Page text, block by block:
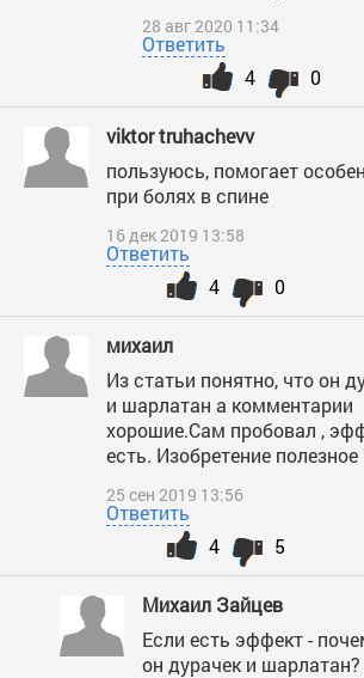
28 авг 2020 11:34
Ответить
0
4
viktor truhachevv
пользуюсь, помогает
при болях в спине
16 дек 2019 13:58
Ответить
0
4
михаил
Из статьи понятно, что он
и шарлатан а комментарии
хорошие.Сам пробовал ,
есть. Изобретение полезное
25 сен 2019 13:56
Ответить
5
4
Михаил Зайцев
Если есть эффект -
он дурачек и шарлатан?